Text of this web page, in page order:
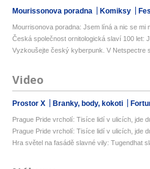
Mourissonova poradna Komiksy
Mourrisonova poradna: Jsem líná a nic se mi
Česká společnost ornitologická slaví 100 let:
Vyzkoušejte český kyberpunk. V Netspectre
Video
Prostor X Branky, body, kokoti
Prague Pride vrcholí: Tisíce lidí v ulicích, jde
Prague Pride vrcholí: Tisíce lidí v ulicích, jde
Hra světel na fasádě slavné vily: Tugendhat